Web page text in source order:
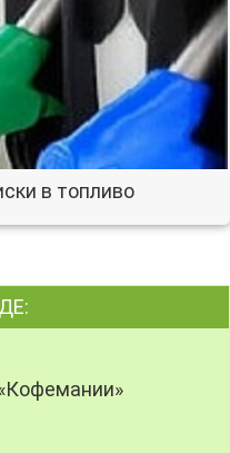
в топливо